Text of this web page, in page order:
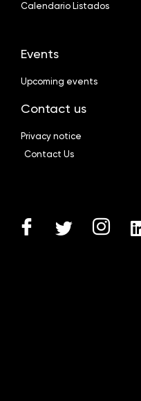
Calendario Listados
Events
Upcoming events
Contact us
Privacy notice
Contact Us